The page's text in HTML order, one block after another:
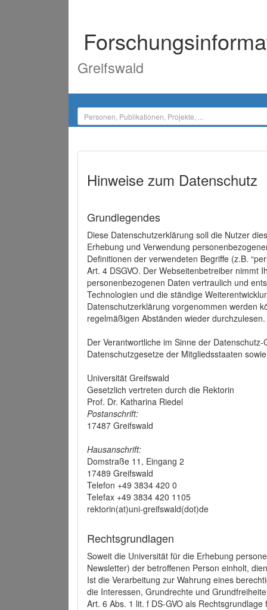
Greifswald
Hinweise zum Datenschutz
Grundlegendes
Diese Datenschutzerklärung soll die Nutzer
Erhebung und Verwendung
Definitionen der verwendeten Begriffe (z.B.
Art. 4 DSGVO. Der Webseitenbetreiber nimmt
personenbezogenen Daten vertraulich und
Technologien und die ständige
Datenschutzerklärung vorgenommen werden
regelmäßigen Abständen wieder durchzulesen.
Der Verantwortliche im Sinne der
Datenschutzgesetze der Mitgliedsstaaten
Universität Greifswald
Gesetzlich vertreten durch die Rektorin
Prof. Dr. Katharina Riedel
Postanschrift:
17487 Greifswald
Hausanschrift:
Domstraße 11, Eingang 2
17489 Greifswald
Telefon +49 3834 420 0
Telefax +49 3834 420 1105
rektorin(at)uni-greifswald(dot)de
Rechtsgrundlagen
Soweit die Universität für die Erhebung
Newsletter) der betroffenen Person einholt,
Ist die Verarbeitung zur Wahrung eines
die Interessen, Grundrechte und
Art. 6 Abs. 1 lit. f DS-GVO als